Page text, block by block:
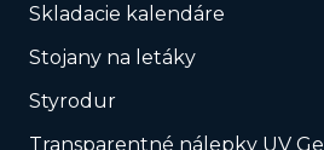
Skladacie kalendáre
Stojany na letáky
Styrodur
Transparentné nálepky UV Gel